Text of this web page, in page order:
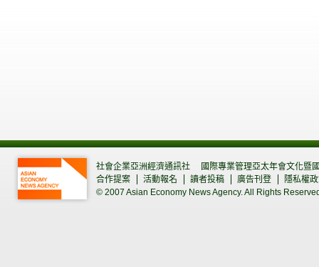
社會企業亞洲經濟通訊社
國際專業管理亞太年會文化暨
合作提案
活動報名 讀者投稿 廣告刊登
隱私權
© 2007 Asian Economy News Agency. All Rights